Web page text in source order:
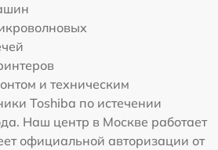
и техническим
Toshiba по истечении
Наш центр в Москве работает
официальной авторизации от